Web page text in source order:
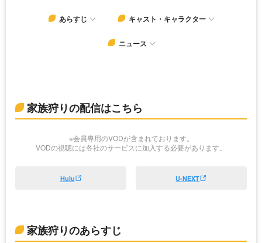
あらすじ キャスト・キャラクター
ニュース
家族狩りの配信はこちら
※会員専用のVODが含まれております。
VODの視聴には各社のサービスに加入する必要があります。
Hulu U-NEXT
家族狩りのあらすじ